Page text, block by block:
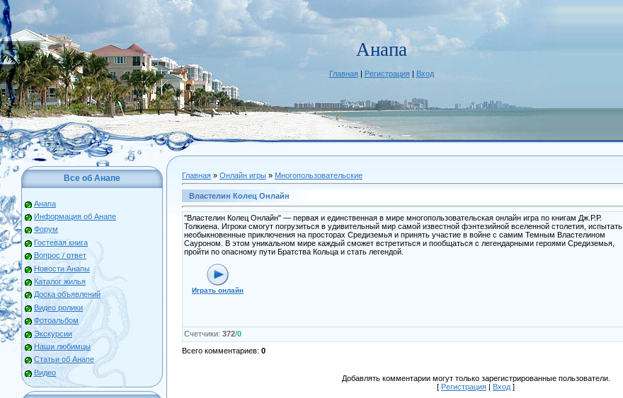
Анапа
Главная| Регистрация| Вход
Все об Анапе
Анапа
Информация об Анапе
Форум
Гостевая книга
Вопрос / ответ
Новости Анапы
Каталог жилья
Доска объявлений
Видео ролики
Фотоальбом
Экскурсии
Наши любимцы
Статьи об Анапе
Видео
Главная » Онлайн игры » Многопользовательские
Властелин Колец Онлайн
"Властелин Колец Онлайн" — первая и единственная в мире многопользовательская онлайн игра по книгам Дж.Р.Р.
Толкиена. Игроки смогут погрузиться в удивительный мир самой известной фэнтезийной вселенной столетия, испытать
необыкновенные приключения на просторах Средиземья и принять участие в войне с самим Темным Властелином
Сауроном. В этом уникальном мире каждый сможет встретиться и пообщаться с легендарными героями Средиземья,
пройти по опасному пути Братства Кольца и стать легендой.
Играть онлайн
Счетчики: 372/0
Всего комментариев: 0
Добавлять комментарии могут только зарегистрированные пользователи.
[ Регистрация Вход ]